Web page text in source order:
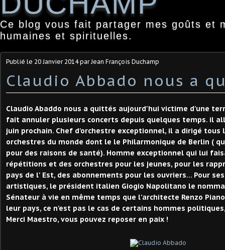
Ce blog vous fait partager mes goûts et
humaines et spirituelles.
Publié le 20 Janvier 2014par Jean François Duchamp
Claudio Abbado nous a
Claudio Abaddo nous a quittés aujourd'hui victime d'une
fait annuler plusieurs concerts depuis quelques temps. il
juin prochain. Chef d'orchestre exceptionnel, il a dirigé tous
orchestres du monde dont le le Philarmonique de Berlin (
pour des raisons de santé). Homme exceptionnel qui lui
répétitions et des orchestres pour les jeunes, pour les
pays de l' Est, des abonnements pour les ouvriers... Pour
artistiques, le président italien Giogio Napolitano le nomma
Sénateur à vie en même temps que l'architecte Renzo
leur pays, ce n'est pas le cas de certains hommes
Merci Maestro, vous pouvez reposer en paix !